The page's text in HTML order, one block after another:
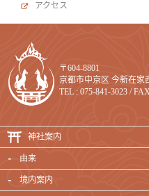
アクセス
〒604-8801
京都市中京区 今新在家
TEL : 075-841-3023 /
神社案内
由来
境内案内